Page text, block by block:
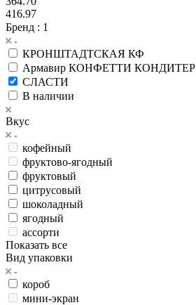
416.97
Бренд : 1
КРОНШТАДТСКАЯ КФ
Армавир КОНФЕТТИ КОНДИТЕР
СЛАСТИ
В наличии
Вкус
кофейный
фруктово-ягодный
фруктовый
цитрусовый
шоколадный
ягодный
ассорти
Показать все
Вид упаковки
короб
мини-экран